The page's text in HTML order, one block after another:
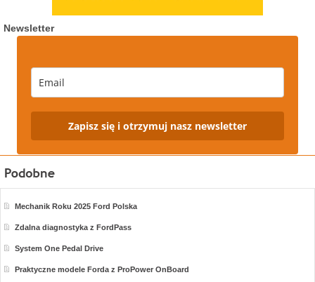
Newsletter
Zapisz się i otrzymuj nasz newsletter
Mechanik Roku 2025 Ford Polska
Zdalna diagnostyka z FordPass
System One Pedal Drive
Praktyczne modele Forda z ProPower OnBoard